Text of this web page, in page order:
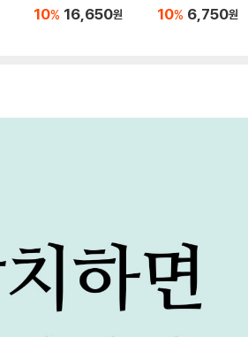
10% 16,650원 10% 6,750원